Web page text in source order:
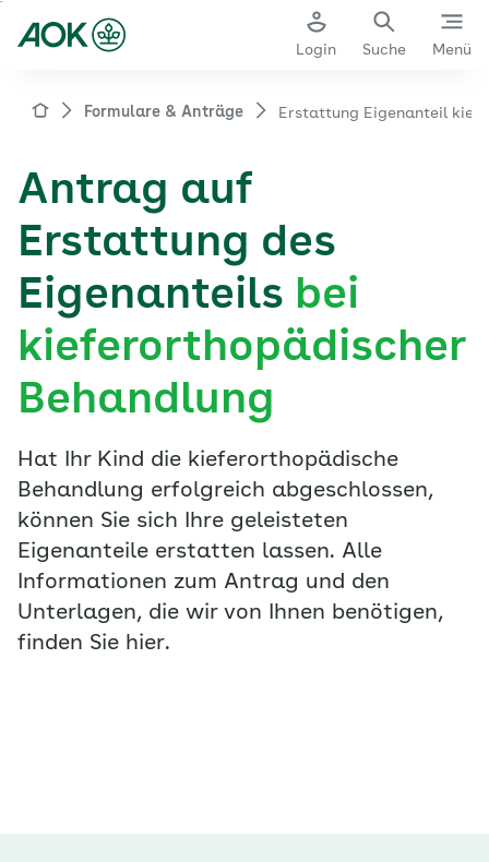
Hauptinhalt
Login Suche Menü
aok.de Formulare & Anträge Erstattung Eigenanteil
Antrag auf
Erstattung des
Eigenanteils bei
kieferorthopädischer
Behandlung
Hat Ihr Kind die kieferorthopädische
Behandlung erfolgreich abgeschlossen,
können Sie sich Ihre geleisteten
Eigenanteile erstatten lassen. Alle
Informationen zum Antrag und den
Unterlagen, die wir von Ihnen benötigen,
finden Sie hier.